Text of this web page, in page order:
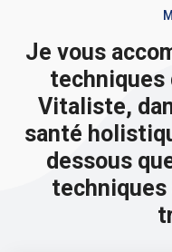
Je vous
techniques
Vitaliste,
santé
dessous
techniques